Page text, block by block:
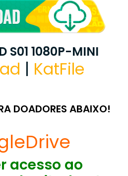
S01 1080P-MINI
| KatFile
DOADORES ABAIXO!
acesso ao